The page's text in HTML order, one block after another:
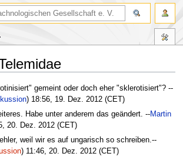
gemeint oder doch eher "sklerotisiert"? --
) 18:56, 19. Dez. 2012 (CET)
Habe unter anderem das geändert. --Martin
20. Dez. 2012 (CET)
weil wir es auf ungarisch so schreiben.--
) 11:46, 20. Dez. 2012 (CET)